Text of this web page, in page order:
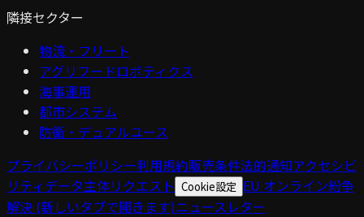
隣接セクター
物流・フリート
アグリフードロボティクス
海事運用
都市システム
防衛・デュアルユース
プライバシーポリシー利用規約販売条件法的通知アクセシビ
リティデータ主体リクエスト Cookie設定 EU オンライン紛争
解決 (新しいタブで開きます)ニュースレター